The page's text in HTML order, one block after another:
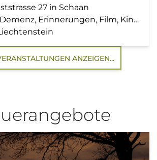
27 in Schaan
Film, Kino, Lebensgeschichte, Zemma tua - Senioren gemeinsam aktiv
ANZEIGEN...